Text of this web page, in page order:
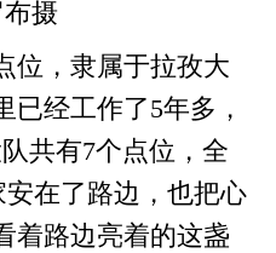
摄
，隶属于拉孜大
已经工作了5年多，
共有7个点位，全
安在了路边，也把心
着路边亮着的这盏